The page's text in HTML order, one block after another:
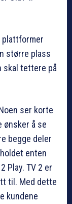
plattformer
større plass
skal tettere på
ser korte
ønsker å se
begge deler
enten
Play. TV 2 er
til. Med dette
kundene